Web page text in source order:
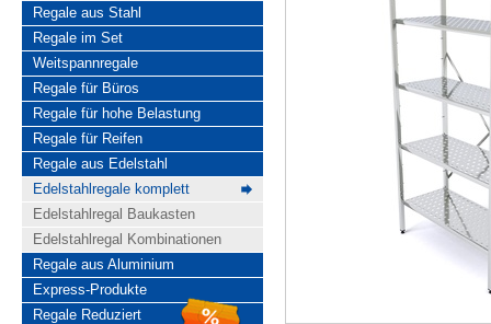
Regale aus Stahl
Regale im Set
Weitspannregale
Regale für Büros
Regale für hohe Belastung
Regale für Reifen
Regale aus Edelstahl
Edelstahlregale komplett
Edelstahlregal Baukasten
Edelstahlregal Kombinationen
Regale aus Aluminium
Express-Produkte
Regale Reduziert